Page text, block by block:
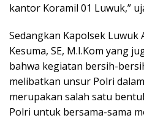
kantor Koramil 01 Luwuk,”
Sedangkan Kapolsek Luwuk
Kesuma, SE, M.I.Kom yang
bahwa kegiatan bersih-
melibatkan unsur Polri
merupakan salah satu
Polri untuk bersama-sama